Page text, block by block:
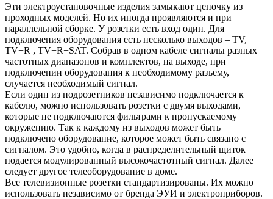
Эти электроустановочные изделия замыкают цепочку из
проходных моделей. Но их иногда проявляются и при
параллельной сборке. У розетки есть вход один. Для
подключения оборудования есть несколько выходов – TV,
TV+R , TV+R+SAT. Собрав в одном кабеле сигналы разных
частотных диапазонов и комплектов, на выходе, при
подключении оборудования к необходимому разъему,
случается необходимый сигнал.
Если один из подрозетников независимо подключается к
кабелю, можно использовать розетки с двумя выходами,
которые не подключаются фильтрами к пропускаемому
окружению. Так к каждому из выходов может быть
подключено оборудование, которое может быть связано с
сигналом. Это удобно, когда в распределительный щиток
подается модулированный высокочастотный сигнал. Далее
следует другое телеоборудование в доме.
Все телевизионные розетки стандартизированы. Их можно
использовать независимо от бренда ЭУИ и электроприборов.